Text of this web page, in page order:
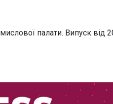
палати. Випуск від